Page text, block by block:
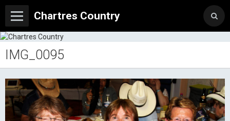
Chartres Country
IMG_0095